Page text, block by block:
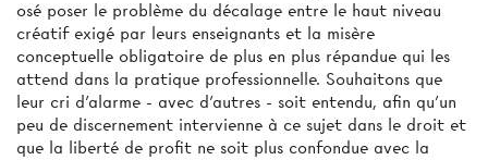
osé poser le problème du décalage entre le haut niveau
créatif exigé par leurs enseignants et la misère
conceptuelle obligatoire de plus en plus répandue qui les
attend dans la pratique professionnelle. Souhaitons que
leur cri d'alarme - avec d’autres - soit entendu, afin qu'un
peu de discernement intervienne à ce sujet dans le droit et
que la liberté de profit ne soit plus confondue avec la